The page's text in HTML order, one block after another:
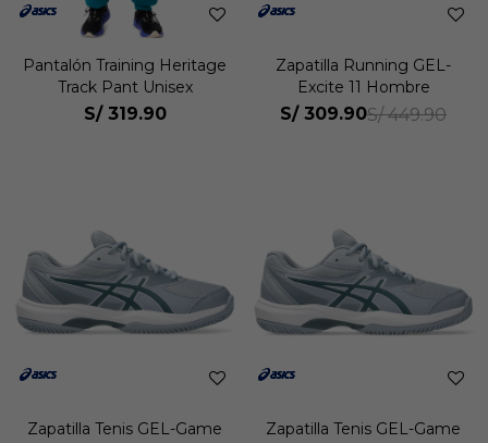
Pantalón Training Heritage
Track Pant Unisex
S/ 319.90
Zapatilla Running GEL-
Excite 11 Hombre
S/ 309.90S/ 449.90
Zapatilla Tenis GEL-Game
Zapatilla Tenis GEL-Game